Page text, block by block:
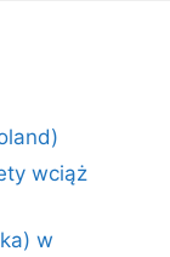
wciąż
w